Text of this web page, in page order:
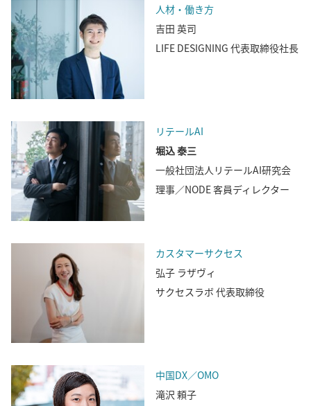
人材・働き方
吉田 英司
LIFE DESIGNING 代表取締役社長
リテールAI
堀込 泰三
一般社団法人リテールAI研究会
理事／NODE 客員ディレクター
カスタマーサクセス
弘子 ラザヴィ
サクセスラボ 代表取締役
中国DX／OMO
滝沢 頼子